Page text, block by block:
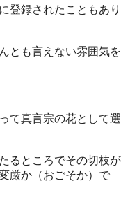
登録されたこともあり
とも言えない雰囲気を
て真言宗の花として選
るところでその切枝が
厳か（おごそか）で